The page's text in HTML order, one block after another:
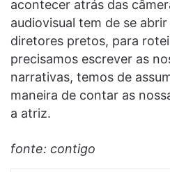
acontecer atrás das
audiovisual tem de se
diretores pretos, para
precisamos escrever as
narrativas, temos de
maneira de contar as
a atriz.
fonte: contigo